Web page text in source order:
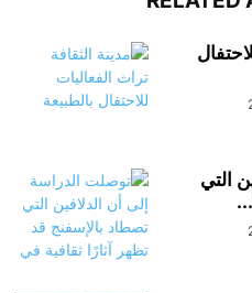
التي